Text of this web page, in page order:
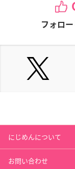
フォロ
にじめんについて
お問い合わせ